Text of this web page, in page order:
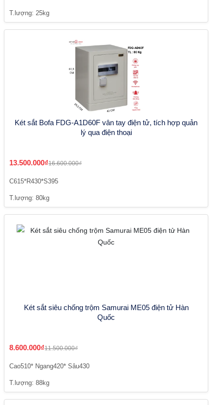
T.lượng: 25kg
Két sắt Bofa FDG-A1D60F vân tay điện tử, tích hợp quản
lý qua điện thoại
13.500.000₫16.600.000₫
C615*R430*S395
T.lượng: 80kg
Két sắt siêu chống trộm Samurai ME05 điện tử Hàn
Quốc
8.600.000₫11.500.000₫
Cao510* Ngang420* Sâu430
T.lượng: 88kg